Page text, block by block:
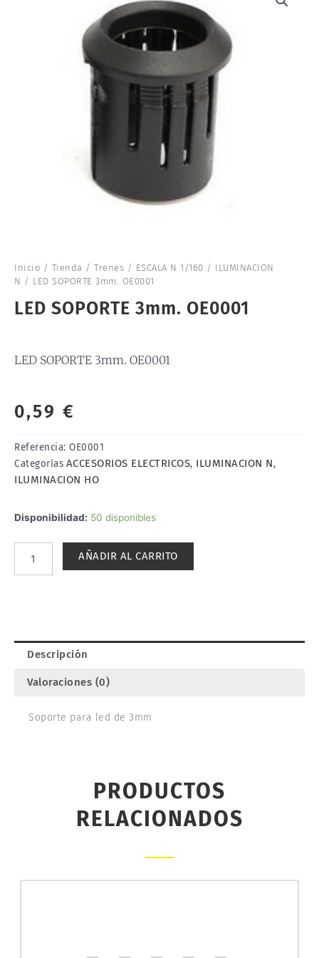
Inicio / Tienda / Trenes / ESCALA N 1/160 / ILUMINACION
N / LED SOPORTE 3mm. OE0001
LED SOPORTE 3mm. OE0001
LED SOPORTE 3mm. OE0001
0,59 €
Referencia: OE0001
Categorías ACCESORIOS ELECTRICOS, ILUMINACION N,
ILUMINACION HO
Disponibilidad: 50 disponibles
LED
OE0001
AÑADIR AL CARRITO
Descripción
Valoraciones (0)
Soporte para led de 3mm
PRODUCTOS
RELACIONADOS